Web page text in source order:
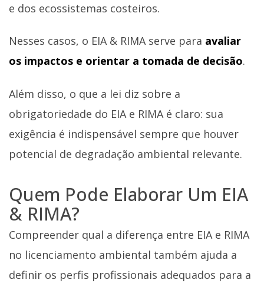
e dos ecossistemas costeiros.
Nesses casos, o EIA & RIMA serve para avaliar
os impactos e orientar a tomada de decisão.
Além disso, o que a lei diz sobre a
obrigatoriedade do EIA e RIMA é claro: sua
exigência é indispensável sempre que houver
potencial de degradação ambiental relevante.
Quem Pode Elaborar Um EIA
& RIMA?
Compreender qual a diferença entre EIA e RIMA
no licenciamento ambiental também ajuda a
definir os perfis profissionais adequados para a